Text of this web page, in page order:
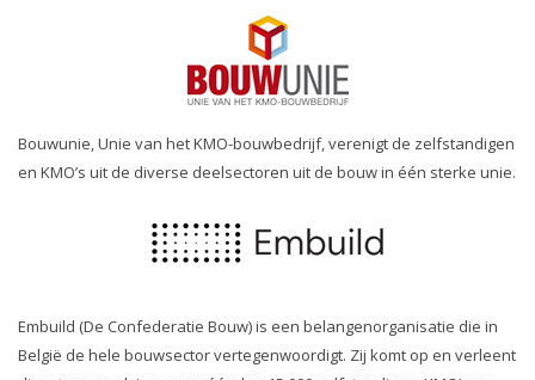
Bouwunie, Unie van het KMO-bouwbedrijf, verenigt de zelfstandigen
en KMO’s uit de diverse deelsectoren uit de bouw in één sterke unie.
Embuild (De Confederatie Bouw) is een belangenorganisatie die in
België de hele bouwsector vertegenwoordigt. Zij komt op en verleent